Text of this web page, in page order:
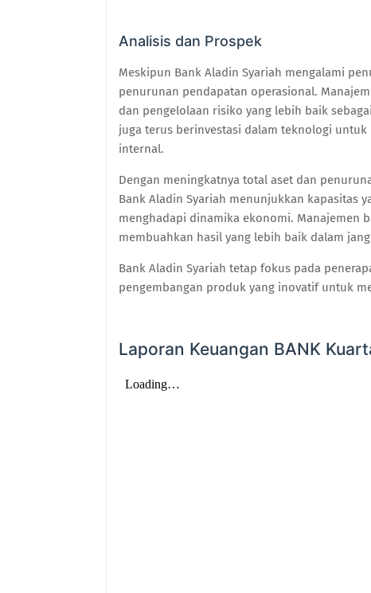
Analisis dan Prospek
Meskipun Bank Aladin Syariah mengalami
penurunan pendapatan operasional.
dan pengelolaan risiko yang lebih baik
juga terus berinvestasi dalam teknologi
internal.
Dengan meningkatnya total aset dan
Bank Aladin Syariah menunjukkan kapasitas
menghadapi dinamika ekonomi. Manajemen
membuahkan hasil yang lebih baik dalam
Bank Aladin Syariah tetap fokus pada
pengembangan produk yang inovatif untuk
Laporan Keuangan BANK